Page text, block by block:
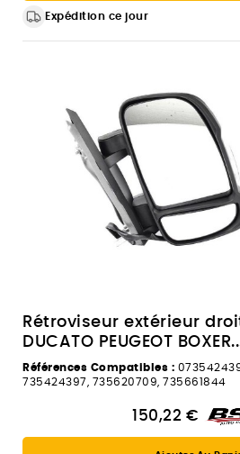
Expédition ce jour
Rétroviseur extérieur
DUCATO PEUGEOT
Références Compatibles :
735424397, 735620709, 735661844
150,22 €